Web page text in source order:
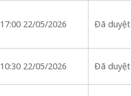
17:00 22/05/2026 Đã duyệt
10:30 22/05/2026 Đã duyệt